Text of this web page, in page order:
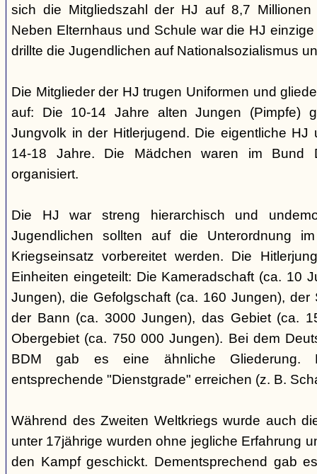
sich die Mitgliedszahl der HJ auf 8,7 Millionen
Neben Elternhaus und Schule war die HJ
drillte die Jugendlichen auf Nationalsozialismus
Die Mitglieder der HJ trugen Uniformen und
auf: Die 10-14 Jahre alten Jungen (Pimpfe)
Jungvolk in der Hitlerjugend. Die eigentliche HJ
14-18 Jahre. Die Mädchen waren im Bund
organisiert.
Die HJ war streng hierarchisch und
Jugendlichen sollten auf die Unterordnung
Kriegseinsatz vorbereitet werden. Die
Einheiten eingeteilt: Die Kameradschaft (ca. 10
Jungen), die Gefolgschaft (ca. 160 Jungen), der
der Bann (ca. 3000 Jungen), das Gebiet (ca.
Obergebiet (ca. 750 000 Jungen). Bei dem
BDM gab es eine ähnliche Gliederung.
entsprechende "Dienstgrade" erreichen (z. B.
Während des Zweiten Weltkriegs wurde auch
unter 17jährige wurden ohne jegliche Erfahrung
den Kampf geschickt. Dementsprechend gab